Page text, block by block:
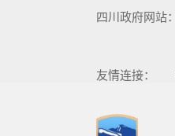
四川政府网站：
友情连接：